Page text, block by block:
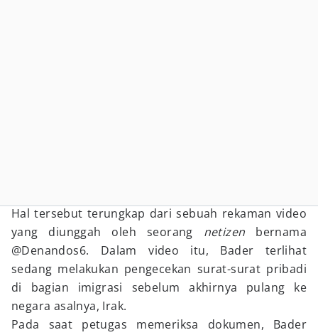
Hal tersebut terungkap dari sebuah rekaman video
yang diunggah oleh seorang netizen bernama
@Denandos6. Dalam video itu, Bader terlihat
sedang melakukan pengecekan surat-surat pribadi
di bagian imigrasi sebelum akhirnya pulang ke
negara asalnya, Irak.
Pada saat petugas memeriksa dokumen, Bader